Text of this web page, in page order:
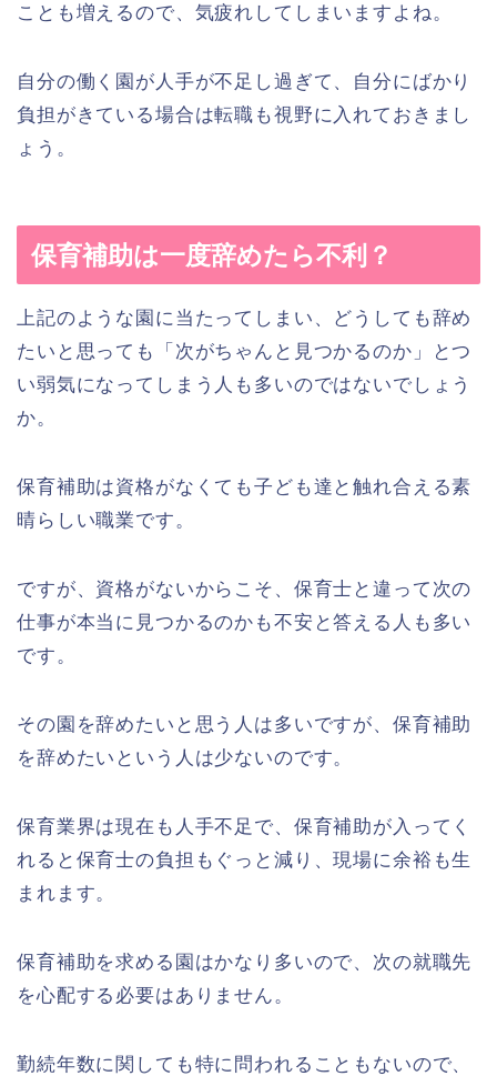
ことも増えるので、気疲れしてしまいますよね。
自分の働く園が人手が不足し過ぎて、自分にばかり
負担がきている場合は転職も視野に入れておきまし
ょう。
保育補助は一度辞めたら不利？
上記のような園に当たってしまい、どうしても辞め
たいと思っても「次がちゃんと見つかるのか」とつ
い弱気になってしまう人も多いのではないでしょう
か。
保育補助は資格がなくても子ども達と触れ合える素
晴らしい職業です。
ですが、資格がないからこそ、保育士と違って次の
仕事が本当に見つかるのかも不安と答える人も多い
です。
その園を辞めたいと思う人は多いですが、保育補助
を辞めたいという人は少ないのです。
保育業界は現在も人手不足で、保育補助が入ってく
れると保育士の負担もぐっと減り、現場に余裕も生
まれます。
保育補助を求める園はかなり多いので、次の就職先
を心配する必要はありません。
勤続年数に関しても特に問われることもないので、